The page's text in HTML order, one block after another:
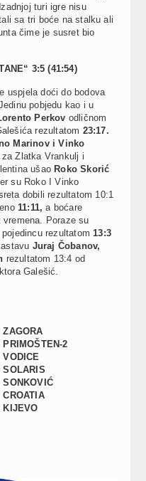
turi igre nisu
sa tri boće na stalku ali
čime je susret bio
3:5 (41:54)
uspjela doći do bodova
pobjedu kao i u
Perkov odličnom
rezultatom 23:17.
Marinov i Vinko
Zlatka Vrankulj i
ušao Roko Skorić
su Roko I Vinko
dobili rezultatom 10:1
11:11, a boćare
Poraze su
pojedincu rezultatom 13:3
Juraj Čobanov,
rezultatom 13:4 od
Galešić.
ZAGORA
PRIMOŠTEN-2
VODICE
SOLARIS
SONKOVIĆ
CROATIA
KIJEVO